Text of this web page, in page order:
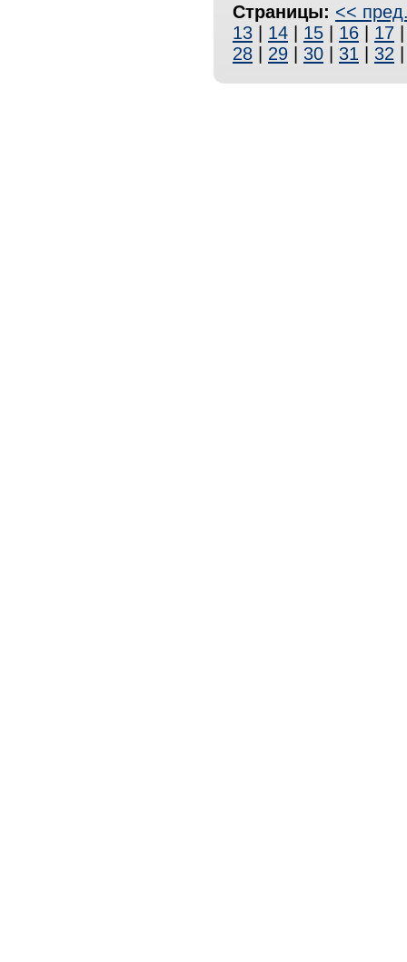
Страницы: <<
13
14 15 16 17
28
29 30 31 32